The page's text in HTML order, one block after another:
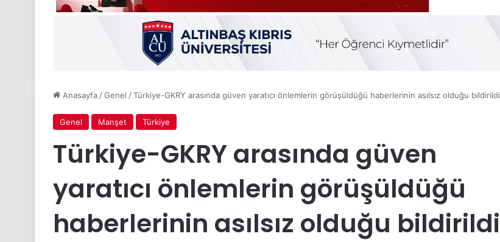
Anasayfa /Genel /Türkiye-GKRY arasında güven yaratıcı önlemlerin görüşüldüğü haberlerinin asılsız olduğu bildirildi
Genel Manşet Türkiye
Türkiye-GKRY arasında güven
yaratıcı önlemlerin görüşüldüğü
haberlerinin asılsız olduğu bildirildi